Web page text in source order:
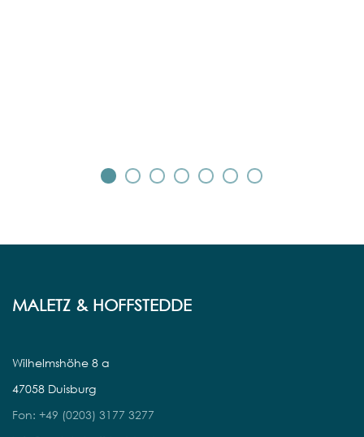
MALETZ & HOFFSTEDDE
Wilhelmshöhe 8 a
47058 Duisburg
Fon: +49 (0203) 3177 3277